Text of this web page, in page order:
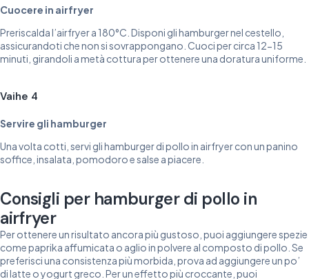
Cuocere in airfryer
Preriscalda l’airfryer a 180°C. Disponi gli hamburger nel cestello,
assicurandoti che non si sovrappongano. Cuoci per circa 12-15
minuti, girandoli a metà cottura per ottenere una doratura uniforme.
Vaihe 4
Servire gli hamburger
Una volta cotti, servi gli hamburger di pollo in airfryer con un panino
soffice, insalata, pomodoro e salse a piacere.
Consigli per hamburger di pollo in
airfryer
Per ottenere un risultato ancora più gustoso, puoi aggiungere spezie
come paprika affumicata o aglio in polvere al composto di pollo. Se
preferisci una consistenza più morbida, prova ad aggiungere un po’
di latte o yogurt greco. Per un effetto più croccante, puoi